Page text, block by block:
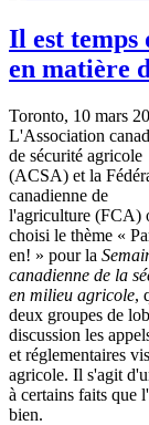
Il est temps
en matière
Toronto, 10 mars
L'Association
de sécurité agricole
(ACSA) et la
canadienne de
l'agriculture (FCA)
choisi le thème «
en! » pour la
canadienne de la
en milieu agricole,
deux groupes de
discussion les
et réglementaires
agricole. Il s'agit
à certains faits que
bien.